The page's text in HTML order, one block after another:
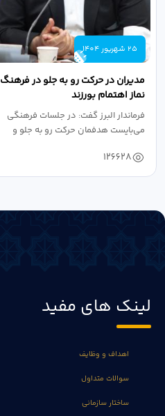
25 شهریور 1404
مدیران در حرکت رو به جلو در فرهنگ
نماز اهتمام بورزند
فرماندار البرز گفت: در جلسات فرهنگی
می‌بایست هدفمان حرکت رو به جلو و
126628
لینک های مفید
اهداف و وظایف
سوالات متداول
ساختار سازمانی